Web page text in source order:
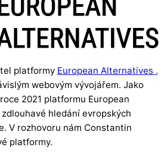
platformy European Alternatives ,
webovým vývojářem. Jako
2021 platformu European
hledání evropských
V rozhovoru nám Constantin
platformy.